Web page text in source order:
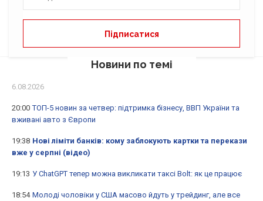
Новини по темі
6.08.2026
20:00 ТОП-5 новин за четвер: підтримка бізнесу, ВВП України та
вживані авто з Європи
19:38 Нові ліміти банків: кому заблокують картки та перекази
вже у серпні (відео)
19:13 У ChatGPT тепер можна викликати таксі Bolt: як це працює
18:54 Молоді чоловіки у США масово йдуть у трейдинг, але все